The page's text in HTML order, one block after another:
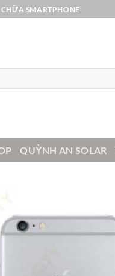
SMARTPHONE
QUỲNH AN SOLAR